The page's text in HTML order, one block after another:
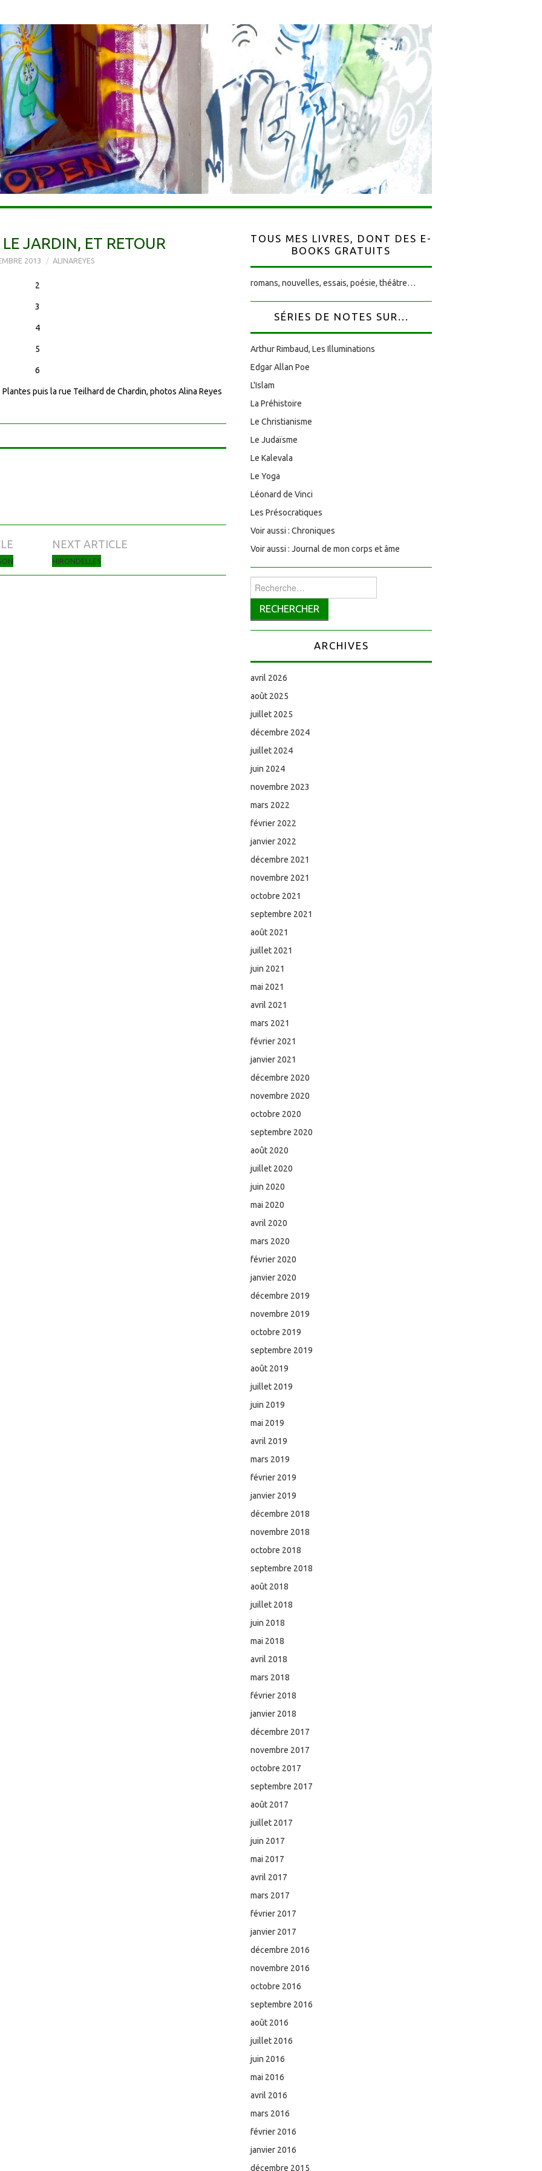
JARDIN, ET RETOUR
2013 ALINAREYES
puis la rue Teilhard de Chardin, photos Alina Reyes
NEXT ARTICLE
HIRONDELLES
TOUS MES LIVRES, DONT DES E-
BOOKS GRATUITS
romans, nouvelles, essais, poésie, théâtre…
SÉRIES DE NOTES SUR...
Arthur Rimbaud, Les Illuminations
Edgar Allan Poe
L'Islam
La Préhistoire
Le Christianisme
Le Judaïsme
Le Kalevala
Le Yoga
Léonard de Vinci
Les Présocratiques
Voir aussi : Chroniques
Voir aussi : Journal de mon corps et âme
Rechercher :
ARCHIVES
avril 2026
août 2025
juillet 2025
décembre 2024
juillet 2024
juin 2024
novembre 2023
mars 2022
février 2022
janvier 2022
décembre 2021
novembre 2021
octobre 2021
septembre 2021
août 2021
juillet 2021
juin 2021
mai 2021
avril 2021
mars 2021
février 2021
janvier 2021
décembre 2020
novembre 2020
octobre 2020
septembre 2020
août 2020
juillet 2020
juin 2020
mai 2020
avril 2020
mars 2020
février 2020
janvier 2020
décembre 2019
novembre 2019
octobre 2019
septembre 2019
août 2019
juillet 2019
juin 2019
mai 2019
avril 2019
mars 2019
février 2019
janvier 2019
décembre 2018
novembre 2018
octobre 2018
septembre 2018
août 2018
juillet 2018
juin 2018
mai 2018
avril 2018
mars 2018
février 2018
janvier 2018
décembre 2017
novembre 2017
octobre 2017
septembre 2017
août 2017
juillet 2017
juin 2017
mai 2017
avril 2017
mars 2017
février 2017
janvier 2017
décembre 2016
novembre 2016
octobre 2016
septembre 2016
août 2016
juillet 2016
juin 2016
mai 2016
avril 2016
mars 2016
février 2016
janvier 2016
décembre 2015